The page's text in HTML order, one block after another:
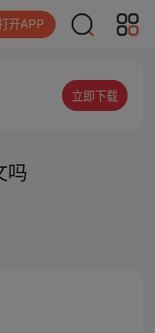
开APP
立即下载
吗